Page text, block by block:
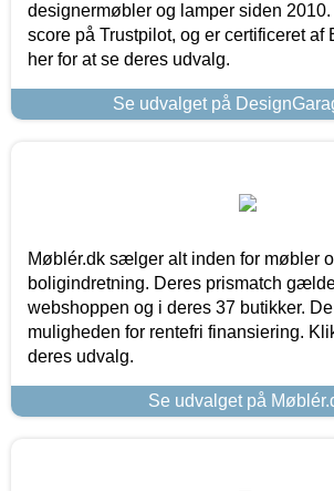
designermøbler og lamper siden
score på Trustpilot, og er certificeret
her for at se deres udvalg.
Se udvalget på
Møblér.dk sælger alt inden for møbler
boligindretning. Deres prismatch
webshoppen og i deres 37 butikker.
muligheden for rentefri finansiering.
deres udvalg.
Se udvalget på